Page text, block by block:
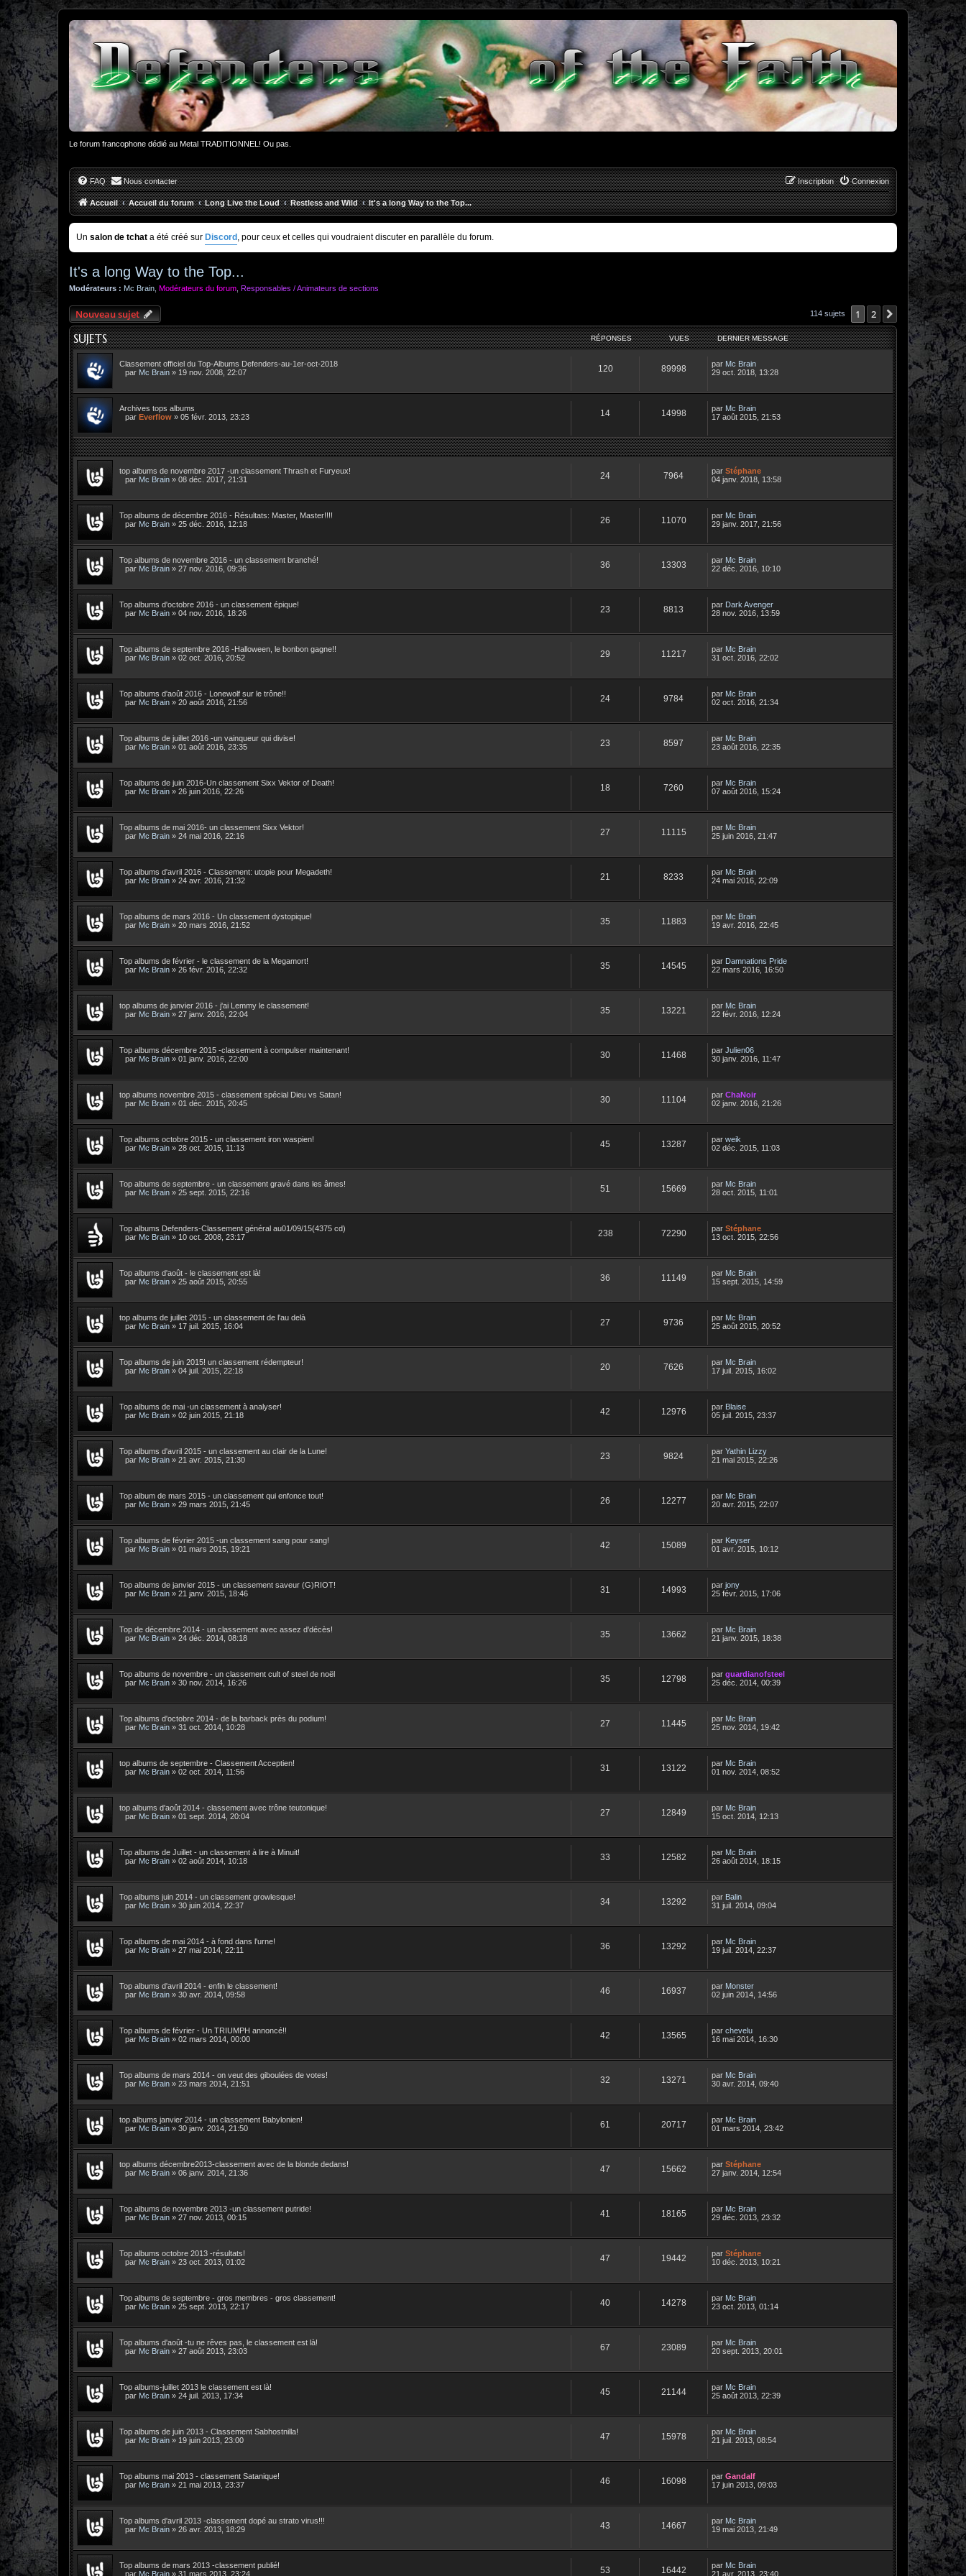
Le forum francophone dédié au Metal TRADITIONNEL! Ou pas.
FAQ Nous contacter Connexion
Inscription
Accueil Accueil du forum Long Live the Loud Restless and Wild It's a long Way to the Top...
Un salon de tchat a été créé sur Discord , pour ceux et celles qui voudraient discuter en parallèle du forum.
It's a long Way to the Top...
Modérateurs : Mc Brain Modérateurs du forum Responsables / Animateurs de sections
Nouveau sujet 114 sujets 1 2 Suivant
SUJETS RÉPONSES VUES DERNIER MESSAGE
Classement officiel du Top-Albums Defenders-au-1er-oct-2018
par Mc Brain » 19 nov. 2008, 22:07 120 89998 par Mc Brain
29 oct. 2018, 13:28
Archives tops albums
par Everflow » 05 févr. 2013, 23:23 14 14998 par Mc Brain
17 août 2015, 21:53
top albums de novembre 2017 -un classement Thrash et Furyeux!
par Mc Brain » 08 déc. 2017, 21:31 24 7964 par Stéphane
04 janv. 2018, 13:58
Top albums de décembre 2016 - Résultats: Master, Master!!!!
par Mc Brain » 25 déc. 2016, 12:18 26 11070 par Mc Brain
29 janv. 2017, 21:56
Top albums de novembre 2016 - un classement branché!
par Mc Brain » 27 nov. 2016, 09:36 36 13303 par Mc Brain
22 déc. 2016, 10:10
Top albums d'octobre 2016 - un classement épique!
par Mc Brain » 04 nov. 2016, 18:26 23 8813 par Dark Avenger
28 nov. 2016, 13:59
Top albums de septembre 2016 -Halloween, le bonbon gagne!!
par Mc Brain » 02 oct. 2016, 20:52 29 11217 par Mc Brain
31 oct. 2016, 22:02
Top albums d'août 2016 - Lonewolf sur le trône!!
par Mc Brain » 20 août 2016, 21:56 24 9784 par Mc Brain
02 oct. 2016, 21:34
Top albums de juillet 2016 -un vainqueur qui divise!
par Mc Brain » 01 août 2016, 23:35 23 8597 par Mc Brain
23 août 2016, 22:35
Top albums de juin 2016-Un classement Sixx Vektor of Death!
par Mc Brain » 26 juin 2016, 22:26 18 7260 par Mc Brain
07 août 2016, 15:24
Top albums de mai 2016- un classement Sixx Vektor!
par Mc Brain » 24 mai 2016, 22:16 27 11115 par Mc Brain
25 juin 2016, 21:47
Top albums d'avril 2016 - Classement: utopie pour Megadeth!
par Mc Brain » 24 avr. 2016, 21:32 21 8233 par Mc Brain
24 mai 2016, 22:09
Top albums de mars 2016 - Un classement dystopique!
par Mc Brain » 20 mars 2016, 21:52 35 11883 par Mc Brain
19 avr. 2016, 22:45
Top albums de février - le classement de la Megamort!
par Mc Brain » 26 févr. 2016, 22:32 35 14545 par Damnations Pride
22 mars 2016, 16:50
top albums de janvier 2016 - j'ai Lemmy le classement!
par Mc Brain » 27 janv. 2016, 22:04 35 13221 par Mc Brain
22 févr. 2016, 12:24
Top albums décembre 2015 -classement à compulser maintenant!
par Mc Brain » 01 janv. 2016, 22:00 30 11468 par Julien06
30 janv. 2016, 11:47
top albums novembre 2015 - classement spécial Dieu vs Satan!
par Mc Brain » 01 déc. 2015, 20:45 30 11104 par ChaNoir
02 janv. 2016, 21:26
Top albums octobre 2015 - un classement iron waspien!
par Mc Brain » 28 oct. 2015, 11:13 45 13287 par weik
02 déc. 2015, 11:03
Top albums de septembre - un classement gravé dans les âmes!
par Mc Brain » 25 sept. 2015, 22:16 51 15669 par Mc Brain
28 oct. 2015, 11:01
Top albums Defenders-Classement général au01/09/15(4375 cd)
par Mc Brain » 10 oct. 2008, 23:17 238 72290 par Stéphane
13 oct. 2015, 22:56
Top albums d'août - le classement est là!
par Mc Brain » 25 août 2015, 20:55 36 11149 par Mc Brain
15 sept. 2015, 14:59
top albums de juillet 2015 - un classement de l'au delà
par Mc Brain » 17 juil. 2015, 16:04 27 9736 par Mc Brain
25 août 2015, 20:52
Top albums de juin 2015! un classement rédempteur!
par Mc Brain » 04 juil. 2015, 22:18 20 7626 par Mc Brain
17 juil. 2015, 16:02
Top albums de mai -un classement à analyser!
par Mc Brain » 02 juin 2015, 21:18 42 12976 par Blaise
05 juil. 2015, 23:37
Top albums d'avril 2015 - un classement au clair de la Lune!
par Mc Brain » 21 avr. 2015, 21:30 23 9824 par Yathin Lizzy
21 mai 2015, 22:26
Top album de mars 2015 - un classement qui enfonce tout!
par Mc Brain » 29 mars 2015, 21:45 26 12277 par Mc Brain
20 avr. 2015, 22:07
Top albums de février 2015 -un classement sang pour sang!
par Mc Brain » 01 mars 2015, 19:21 42 15089 par Keyser
01 avr. 2015, 10:12
Top albums de janvier 2015 - un classement saveur (G)RIOT!
par Mc Brain » 21 janv. 2015, 18:46 31 14993 par jony
25 févr. 2015, 17:06
Top de décembre 2014 - un classement avec assez d'décès!
par Mc Brain » 24 déc. 2014, 08:18 35 13662 par Mc Brain
21 janv. 2015, 18:38
Top albums de novembre - un classement cult of steel de noël
par Mc Brain » 30 nov. 2014, 16:26 35 12798 par guardianofsteel
25 déc. 2014, 00:39
Top albums d'octobre 2014 - de la barback près du podium!
par Mc Brain » 31 oct. 2014, 10:28 27 11445 par Mc Brain
25 nov. 2014, 19:42
top albums de septembre - Classement Acceptien!
par Mc Brain » 02 oct. 2014, 11:56 31 13122 par Mc Brain
01 nov. 2014, 08:52
top albums d'août 2014 - classement avec trône teutonique!
par Mc Brain » 01 sept. 2014, 20:04 27 12849 par Mc Brain
15 oct. 2014, 12:13
Top albums de Juillet - un classement à lire à Minuit!
par Mc Brain » 02 août 2014, 10:18 33 12582 par Mc Brain
26 août 2014, 18:15
Top albums juin 2014 - un classement growlesque!
par Mc Brain » 30 juin 2014, 22:37 34 13292 par Balin
31 juil. 2014, 09:04
Top albums de mai 2014 - à fond dans l'urne!
par Mc Brain » 27 mai 2014, 22:11 36 13292 par Mc Brain
19 juil. 2014, 22:37
Top albums d'avril 2014 - enfin le classement!
par Mc Brain » 30 avr. 2014, 09:58 46 16937 par Monster
02 juin 2014, 14:56
Top albums de février - Un TRIUMPH annoncé!!
par Mc Brain » 02 mars 2014, 00:00 42 13565 par chevelu
16 mai 2014, 16:30
Top albums de mars 2014 - on veut des giboulées de votes!
par Mc Brain » 23 mars 2014, 21:51 32 13271 par Mc Brain
30 avr. 2014, 09:40
top albums janvier 2014 - un classement Babylonien!
par Mc Brain » 30 janv. 2014, 21:50 61 20717 par Mc Brain
01 mars 2014, 23:42
top albums décembre2013-classement avec de la blonde dedans!
par Mc Brain » 06 janv. 2014, 21:36 47 15662 par Stéphane
27 janv. 2014, 12:54
Top albums de novembre 2013 -un classement putride!
par Mc Brain » 27 nov. 2013, 00:15 41 18165 par Mc Brain
29 déc. 2013, 23:32
Top albums octobre 2013 -résultats!
par Mc Brain » 23 oct. 2013, 01:02 47 19442 par Stéphane
10 déc. 2013, 10:21
Top albums de septembre - gros membres - gros classement!
par Mc Brain » 25 sept. 2013, 22:17 40 14278 par Mc Brain
23 oct. 2013, 01:14
Top albums d'août -tu ne rêves pas, le classement est là!
par Mc Brain » 27 août 2013, 23:03 67 23089 par Mc Brain
20 sept. 2013, 20:01
Top albums-juillet 2013 le classement est là!
par Mc Brain » 24 juil. 2013, 17:34 45 21144 par Mc Brain
25 août 2013, 22:39
Top albums de juin 2013 - Classement Sabhostnilla!
par Mc Brain » 19 juin 2013, 23:00 47 15978 par Mc Brain
21 juil. 2013, 08:54
Top albums mai 2013 - classement Satanique!
par Mc Brain » 21 mai 2013, 23:37 46 16098 par Gandalf
17 juin 2013, 09:03
Top albums d'avril 2013 -classement dopé au strato virus!!!
par Mc Brain » 26 avr. 2013, 18:29 43 14667 par Mc Brain
19 mai 2013, 21:49
Top albums de mars 2013 -classement publié!
par Mc Brain » 31 mars 2013, 23:24 53 16442 par Mc Brain
21 avr. 2013, 23:40